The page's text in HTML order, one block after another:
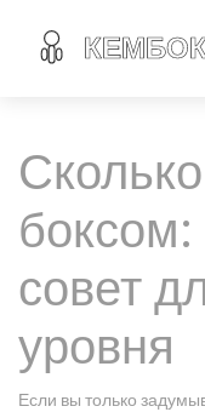
боксом:
совет
уровня
Если вы только